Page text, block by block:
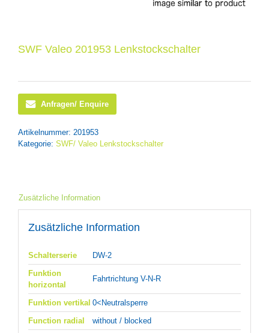
SWF Valeo 201953 Lenkstockschalter
Anfragen/ Enquire
Artikelnummer: 201953
Kategorie: SWF/ Valeo Lenkstockschalter
Zusätzliche Information
Zusätzliche Information
Schalterserie
DW-2
Funktion
horizontal
Fahrtrichtung V-N-R
Funktion vertikal 0<Neutralsperre
Function radial
without / blocked